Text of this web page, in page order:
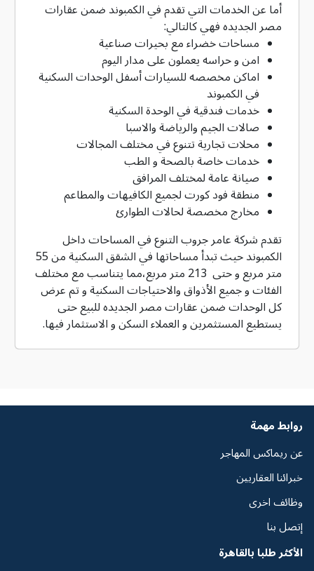
أما عن الخدمات التي تقدم في الكمبوند ضمن عقارات
مصر الجديده فهي كالتالي:
مساحات خضراء مع بحيرات صناعية
امن و حراسه يعملون على مدار اليوم
اماكن مخصصه للسيارات أسفل الوحدات السكنية
في الكمبوند
خدمات فندقية في الوحدة السكنية
صالات الجيم والرياضة والاسبا
محلات تجارية تتنوع في مختلف المجالات
خدمات خاصة بالصحة و الطب
صيانة عامة لمختلف المرافق
منطقة فود كورت لجميع الكافيهات والمطاعم
مخارج مخصصة لحالات الطوارئ
تقدم شركة عامر جروب التنوع في المساحات داخل
الكمبوند حيث تبدأ مساحاتها في الشقق السكنية من 55
متر مربع و حتى 213 متر مربع،مما يتناسب مع مختلف
الفئات و جميع الأذواق والاحتياجات السكنية و تم عرض
كل الوحدات ضمن عقارات مصر الجديده للبيع حتى
يستطيع المستثمرين و العملاء السكن و الاستثمار فيها.
روابط مهمة
عن ريماكس المهاجر
خبرائنا العقاريين
وظائف اخرى
إتصل بنا
الأكثر طلبا بالقاهرة